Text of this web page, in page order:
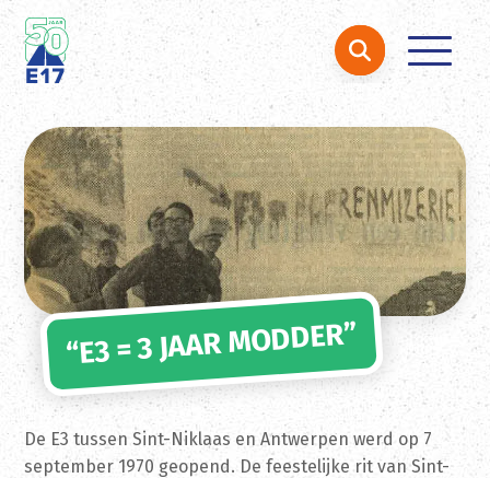
Ga naar de inhoud
Zoeken naar:
“E3 = 3 JAAR MODDER”
De E3 tussen Sint-Niklaas en Antwerpen werd op 7
september 1970 geopend. De feestelijke rit van Sint-